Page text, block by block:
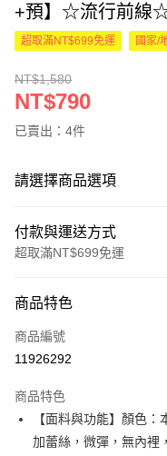
+預】☆流行前線
超取滿NT$699免運 國家/
NT$1,580
NT$790
已賣出：4件
請選擇商品選項
付款與運送方式
超取滿NT$699免運
信用卡一次付款
超商取貨付款
Apple Pay
街口支付
商品特色
商品編號
11926292
商品特色
【面料與功能】顏色
加蕾絲，微彈，無內裡